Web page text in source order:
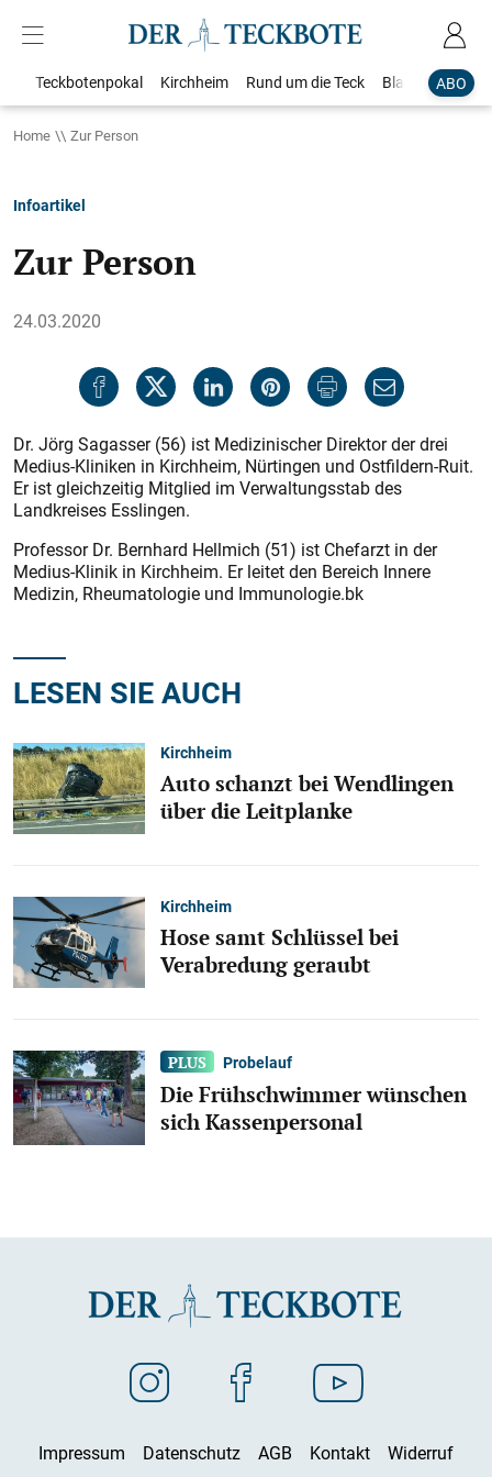
ABO
Teckbotenpokal Kirchheim Rund um die Teck Blaulicht
Home Zur Person
Infoartikel
Zur Person
24.03.2020
Dr. Jörg Sagasser (56) ist Medizinischer Direktor der drei
Medius-Kliniken in Kirchheim, Nürtingen und Ostfildern-Ruit.
Er ist gleichzeitig Mitglied im Verwaltungsstab des
Landkreises Esslingen.
Professor Dr. Bernhard Hellmich (51) ist Chefarzt in der
Medius-Klinik in Kirchheim. Er leitet den Bereich Innere
Medizin, Rheumatologie und Immunologie.bk
LESEN SIE AUCH
Kirchheim
Auto schanzt bei Wendlingen
über die Leitplanke
Kirchheim
Hose samt Schlüssel bei
Verabredung geraubt
Probelauf
Die Frühschwimmer wünschen
sich Kassenpersonal
Impressum Datenschutz AGB Kontakt
Widerruf